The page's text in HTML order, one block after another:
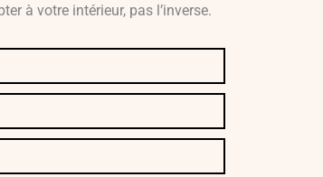
à votre intérieur, pas l’inverse.